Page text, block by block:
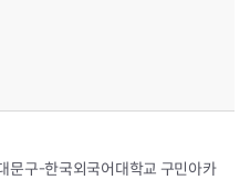
문구-한국외국어대학교 구민아카